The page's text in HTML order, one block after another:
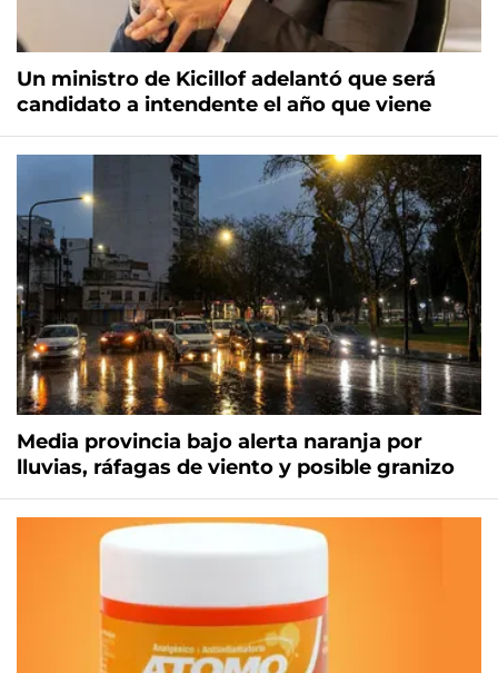
Un ministro de Kicillof adelantó que será
candidato a intendente el año que viene
Media provincia bajo alerta naranja por
lluvias, ráfagas de viento y posible granizo